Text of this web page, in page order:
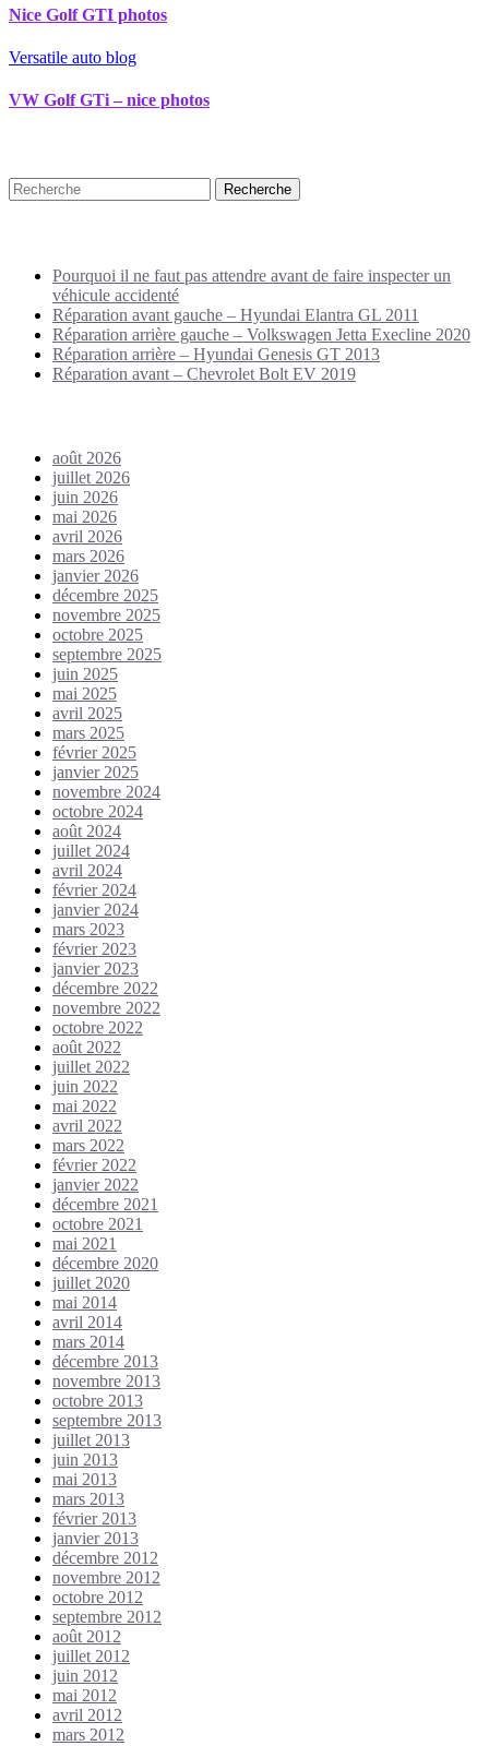
Nice Golf GTI photos
Versatile auto blog
VW Golf GTi – nice photos
Pourquoi il ne faut pas attendre avant de faire inspecter un
véhicule accidenté
Réparation avant gauche – Hyundai Elantra GL 2011
Réparation arrière gauche – Volkswagen Jetta Execline 2020
Réparation arrière – Hyundai Genesis GT 2013
Réparation avant – Chevrolet Bolt EV 2019
août 2026
juillet 2026
juin 2026
mai 2026
avril 2026
mars 2026
janvier 2026
décembre 2025
novembre 2025
octobre 2025
septembre 2025
juin 2025
mai 2025
avril 2025
mars 2025
février 2025
janvier 2025
novembre 2024
octobre 2024
août 2024
juillet 2024
avril 2024
février 2024
janvier 2024
mars 2023
février 2023
janvier 2023
décembre 2022
novembre 2022
octobre 2022
août 2022
juillet 2022
juin 2022
mai 2022
avril 2022
mars 2022
février 2022
janvier 2022
décembre 2021
octobre 2021
mai 2021
décembre 2020
juillet 2020
mai 2014
avril 2014
mars 2014
décembre 2013
novembre 2013
octobre 2013
septembre 2013
juillet 2013
juin 2013
mai 2013
mars 2013
février 2013
janvier 2013
décembre 2012
novembre 2012
octobre 2012
septembre 2012
août 2012
juillet 2012
juin 2012
mai 2012
avril 2012
mars 2012